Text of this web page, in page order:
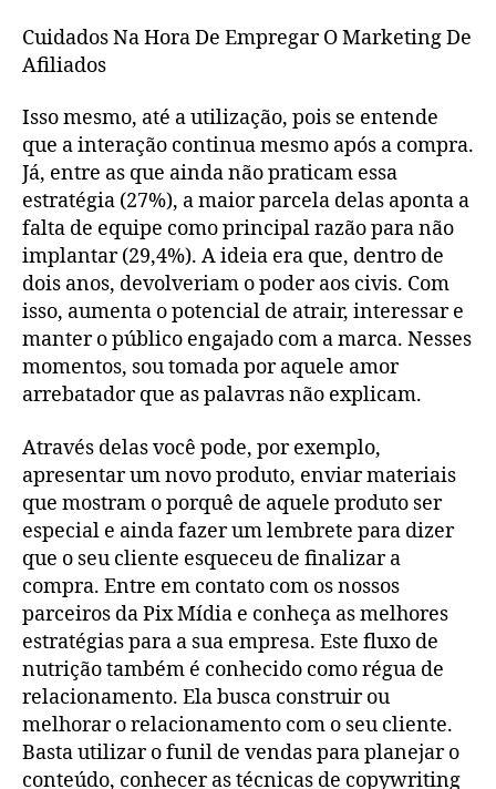
Cuidados Na Hora De Empregar O Marketing De
Afiliados
Isso mesmo, até a utilização, pois se entende
que a interação continua mesmo após a compra.
Já, entre as que ainda não praticam essa
estratégia (27%), a maior parcela delas aponta a
falta de equipe como principal razão para não
implantar (29,4%). A ideia era que, dentro de
dois anos, devolveriam o poder aos civis. Com
isso, aumenta o potencial de atrair, interessar e
manter o público engajado com a marca. Nesses
momentos, sou tomada por aquele amor
arrebatador que as palavras não explicam.
Através delas você pode, por exemplo,
apresentar um novo produto, enviar materiais
que mostram o porquê de aquele produto ser
especial e ainda fazer um lembrete para dizer
que o seu cliente esqueceu de finalizar a
compra. Entre em contato com os nossos
parceiros da Pix Mídia e conheça as melhores
estratégias para a sua empresa. Este fluxo de
nutrição também é conhecido como régua de
relacionamento. Ela busca construir ou
melhorar o relacionamento com o seu cliente.
Basta utilizar o funil de vendas para planejar o
conteúdo, conhecer as técnicas de copywriting